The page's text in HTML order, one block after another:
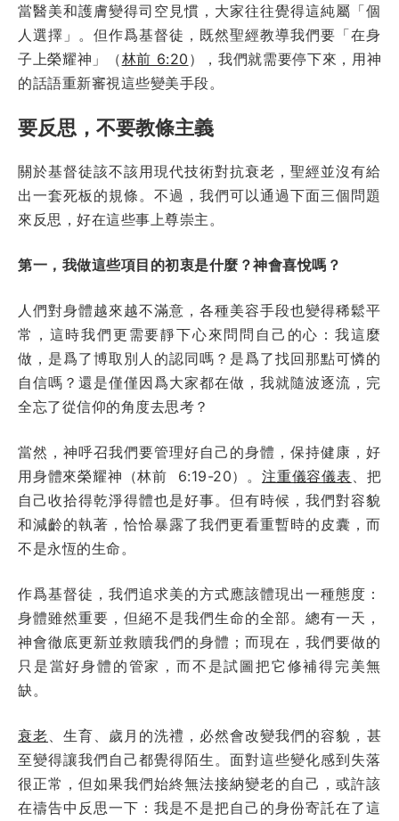
當醫美和護膚變得司空見慣，大家往往覺得這純屬「個
人選擇」。但作爲基督徒，既然聖經教導我們要「在身
子上榮耀神」（林前 6:20 ），我們就需要停下來，用神
的話語重新審視這些變美手段。
要反思，不要教條主義
關於基督徒該不該用現代技術對抗衰老，聖經並沒有給
出一套死板的規條。不過，我們可以通過下面三個問題
來反思，好在這些事上尊崇主。
第一，我做這些項目的初衷是什麼？神會喜悅嗎？
人們對身體越來越不滿意，各種美容手段也變得稀鬆平
常，這時我們更需要靜下心來問問自己的心：我這麼
做，是爲了博取別人的認同嗎？是爲了找回那點可憐的
自信嗎？還是僅僅因爲大家都在做，我就隨波逐流，完
全忘了從信仰的角度去思考？
當然，神呼召我們要管理好自己的身體，保持健康，好
用身體來榮耀神（林前 6:19-20）。 注重儀容儀表 、把
自己收拾得乾淨得體也是好事。但有時候，我們對容貌
和減齡的執著，恰恰暴露了我們更看重暫時的皮囊，而
不是永恆的生命。
作爲基督徒，我們追求美的方式應該體現出一種態度：
身體雖然重要，但絕不是我們生命的全部。總有一天，
神會徹底更新並救贖我們的身體；而現在，我們要做的
只是當好身體的管家，而不是試圖把它修補得完美無
缺。
衰老 、生育、歲月的洗禮，必然會改變我們的容貌，甚
至變得讓我們自己都覺得陌生。面對這些變化感到失落
很正常，但如果我們始終無法接納變老的自己，或許該
在禱告中反思一下：我是不是把自己的身份寄託在了這